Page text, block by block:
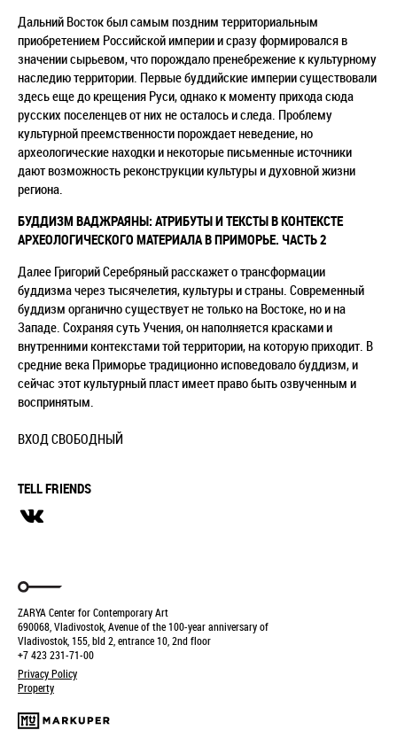
Дальний Восток был самым поздним территориальным
приобретением Российской империи и сразу формировался в
значении сырьевом, что порождало пренебрежение к культурному
наследию территории. Первые буддийские империи существовали
здесь еще до крещения Руси, однако к моменту прихода сюда
русских поселенцев от них не осталось и следа. Проблему
культурной преемственности порождает неведение, но
археологические находки и некоторые письменные источники
дают возможность реконструкции культуры и духовной жизни
региона.
БУДДИЗМ ВАДЖРАЯНЫ: АТРИБУТЫ И ТЕКСТЫ В КОНТЕКСТЕ
АРХЕОЛОГИЧЕСКОГО МАТЕРИАЛА В ПРИМОРЬЕ. ЧАСТЬ 2
Далее Григорий Серебряный расскажет о трансформации
буддизма через тысячелетия, культуры и страны. Современный
буддизм органично существует не только на Востоке, но и на
Западе. Сохраняя суть Учения, он наполняется красками и
внутренними контекстами той территории, на которую приходит. В
средние века Приморье традиционно исповедовало буддизм, и
сейчас этот культурный пласт имеет право быть озвученным и
воспринятым.
ВХОД СВОБОДНЫЙ
TELL FRIENDS
ZARYA Center for Contemporary Art
690068, Vladivostok, Avenue of the 100-year anniversary of
Vladivostok, 155, bld 2, entrance 10, 2nd floor
+7 423 231-71-00
Privacy Policy
Property